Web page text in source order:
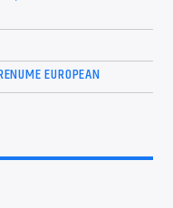
EUROPEAN